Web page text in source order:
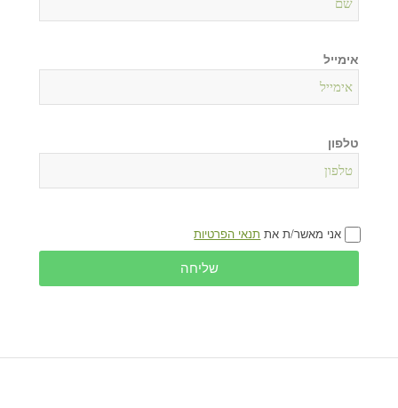
אימייל
טלפון
אני מאשר/ת את תנאי הפרטיות
שליחה